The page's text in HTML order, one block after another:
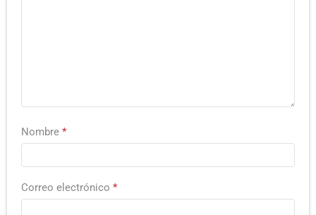
Nombre *
Correo electrónico *